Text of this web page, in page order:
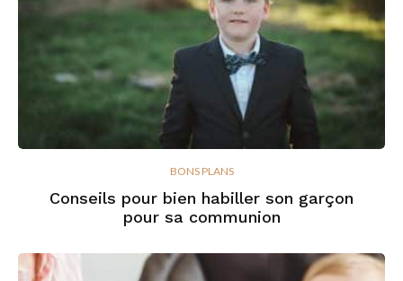
BONS PLANS
Conseils pour bien habiller son garçon
pour sa communion